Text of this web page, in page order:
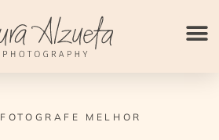
FOTOGRAFE MELHOR